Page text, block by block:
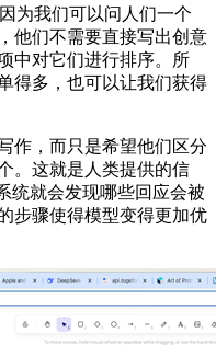
我们可以问人们一个
他们不需要直接写出创意
中对它们进行排序。所
得多，也可以让我们获得
，而只是希望他们区分
。这就是人类提供的信
统就会发现哪些回应会被
步骤使得模型变得更加优